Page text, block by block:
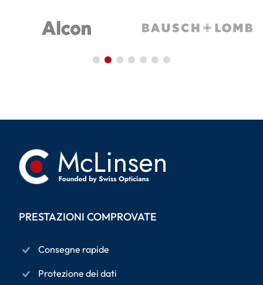
PRESTAZIONI COMPROVATE
Consegne rapide
Protezione dei dati